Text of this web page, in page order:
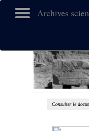
Archives
Consulter le